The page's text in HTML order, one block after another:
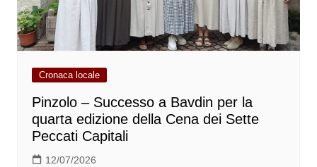
Cronaca locale
Pinzolo – Successo a Bavdin per la
quarta edizione della Cena dei Sette
Peccati Capitali
12/07/2026